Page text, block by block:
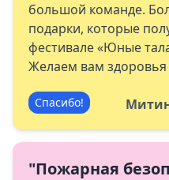
большой команде.
подарки, которые
фестивале «Юные
Желаем вам здоровья
Спасибо!
"Пожарная